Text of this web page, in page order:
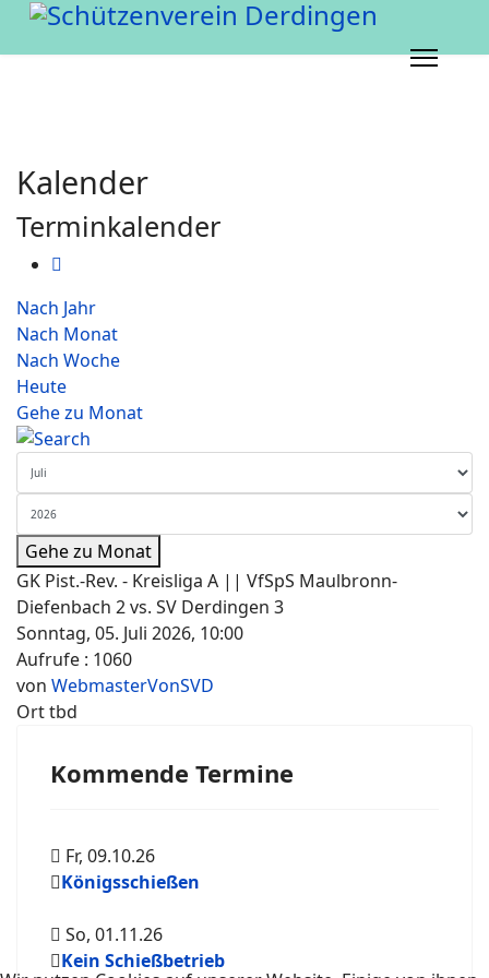
Kalender
Terminkalender
Nach Jahr
Nach Monat
Nach Woche
Heute
Gehe zu Monat
Gehe zu Monat
GK Pist.-Rev. - Kreisliga A || VfSpS Maulbronn-
Diefenbach 2 vs. SV Derdingen 3
Sonntag, 05. Juli 2026, 10:00
Aufrufe : 1060
von WebmasterVonSVD
Orttbd
Kommende Termine
Fr, 09.10.26
Königsschießen
So, 01.11.26
Kein Schießbetrieb